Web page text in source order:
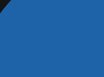
se písmenem Q, jednotkou
spotřebu na vytápění
spotřeba energie
odhad spotřeby za topnou